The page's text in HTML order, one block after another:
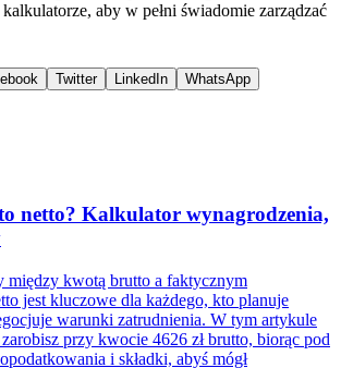
aby w pełni świadomie zarządzać
Twitter LinkedIn WhatsApp
netto? Kalkulator wynagrodzenia,
między kwotą brutto a faktycznym
jest kluczowe dla każdego, kto planuje
warunki zatrudnienia. W tym artykule
przy kwocie 4626 zł brutto, biorąc pod
i składki, abyś mógł